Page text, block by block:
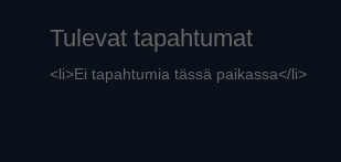
Tulevat tapahtumat
<li>Ei tapahtumia tässä paikassa</li>